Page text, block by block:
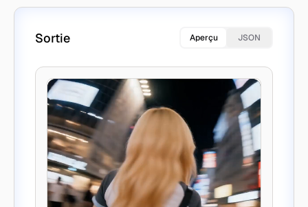
Sortie Aperçu JSON